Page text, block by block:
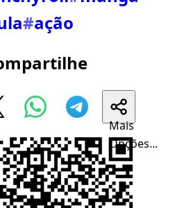
#ação
Mais
Opções...